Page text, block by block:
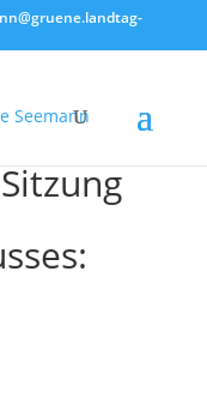
Seemann